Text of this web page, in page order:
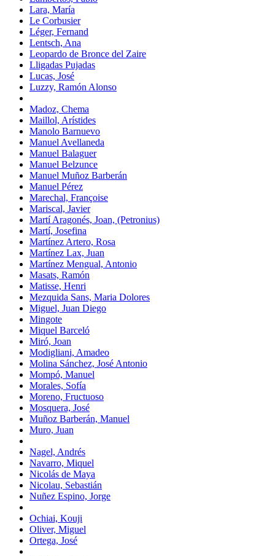
Lara, María
Le Corbusier
Léger, Fernand
Lentsch, Ana
Leopardo de Bronce del Zaire
Lligadas Pujadas
Lucas, José
Luzzy, Ramón Alonso
Madoz, Chema
Maillol, Arístides
Manolo Barnuevo
Manuel Avellaneda
Manuel Balaguer
Manuel Belzunce
Manuel Muñoz Barberán
Manuel Pérez
Marechal, Françoise
Mariscal, Javier
Martí Aragonés, Joan, (Petronius)
Martí, Josefina
Martínez Artero, Rosa
Martínez Lax, Juan
Martínez Mengual, Antonio
Masats, Ramón
Matisse, Henri
Mezquida Sans, Maria Dolores
Miguel, Juan Diego
Mingote
Miquel Barceló
Miró, Joan
Modigliani, Amadeo
Molina Sánchez, José Antonio
Mompó, Manuel
Morales, Sofía
Moreno, Fructuoso
Mosquera, José
Muñoz Barberán, Manuel
Muro, Juan
Nagel, Andrés
Navarro, Miquel
Nicolás de Maya
Nicolau, Sebastián
Nuñez Espino, Jorge
Ochiai, Kouji
Oliver, Miguel
Ortega, José